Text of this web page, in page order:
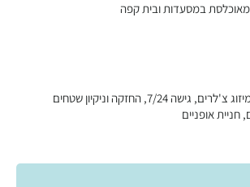
מאוכלסת במסעדות ובית קפה
שמירה 7/24, חשמל מיזוג צ'לרים, גישה 7/24, החזקה וניקיון שטחים
חניית אופניים